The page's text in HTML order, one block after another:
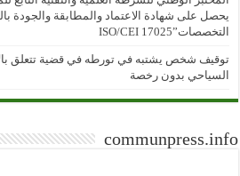
يحصل على شهادة الاعتماد والمطابقة والجودة
التخصصات”ISO/CEI 17025
توقيف شخص يشتبه في تورطه في قضية تتعلق
السياحي بدون رخصة
communpress.info